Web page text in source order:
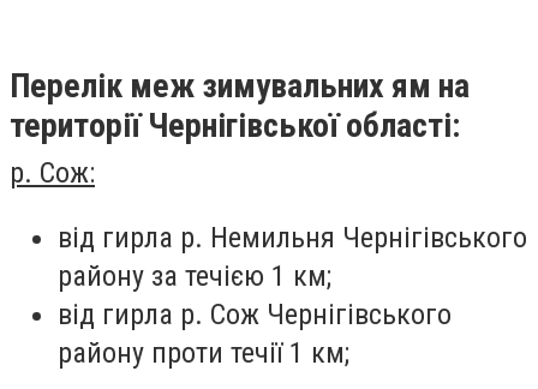
Перелік меж зимувальних ям на
території Чернігівської області:
р. Сож:
від гирла р. Немильня Чернігівського
району за течією 1 км;
від гирла р. Сож Чернігівського
району проти течії 1 км;